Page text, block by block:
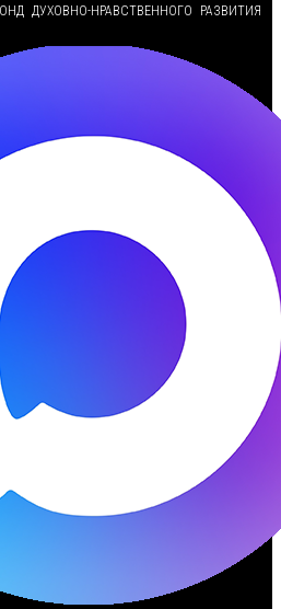
ДУХОВНО-НРАВСТВЕННОГО РАЗВИТИЯ